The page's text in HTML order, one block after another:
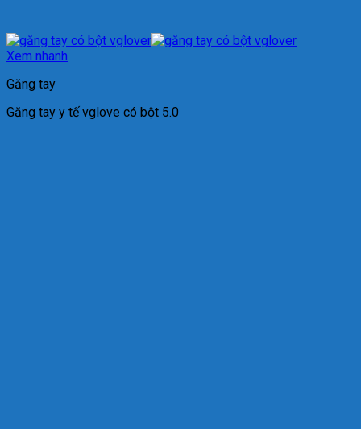
Xem nhanh
Găng tay
Găng tay y tế vglove có bột 5.0